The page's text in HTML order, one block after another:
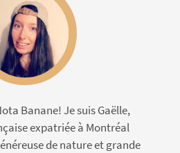
Banane! Je suis Gaëlle,
expatriée à Montréal
de nature et grande